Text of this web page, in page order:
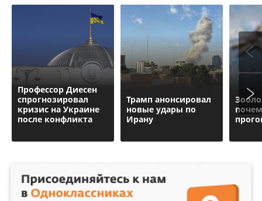
Профессор Диесен
спрогнозировал
кризис на Украине
после конфликта
Трамп анонсировал
новые удары по
Ирану